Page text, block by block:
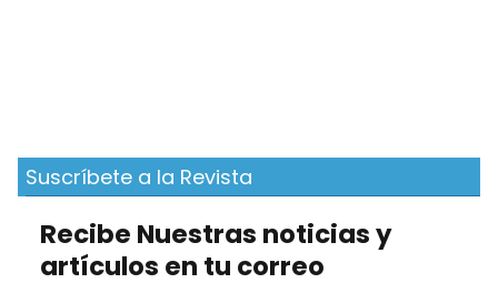
Suscríbete a la Revista
Recibe Nuestras noticias y
artículos en tu correo